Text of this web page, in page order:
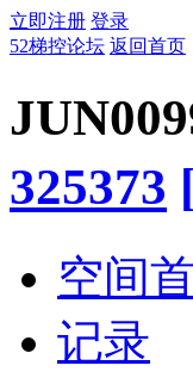
立即注册 登录
52梯控论坛 返回首页
325373
空间
记录